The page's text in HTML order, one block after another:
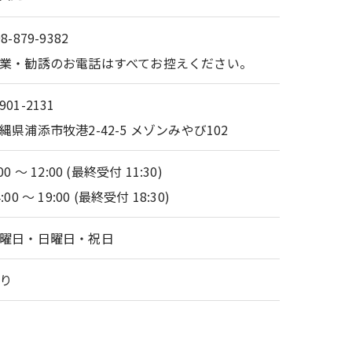
879-9382
・勧誘のお電話はすべてお控えください。
2131
県浦添市牧港2-42-5 メゾンみやび102
～ 12:00 (最終受付 11:30)
～ 19:00 (最終受付 18:30)
日・日曜日・祝日